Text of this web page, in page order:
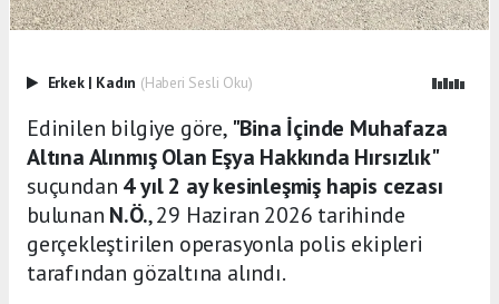
Erkek | Kadın (Haberi Sesli Oku)
Edinilen bilgiye göre, "Bina İçinde Muhafaza
Altına Alınmış Olan Eşya Hakkında Hırsızlık"
suçundan 4 yıl 2 ay kesinleşmiş hapis cezası
bulunan N.Ö., 29 Haziran 2026 tarihinde
gerçekleştirilen operasyonla polis ekipleri
tarafından gözaltına alındı.